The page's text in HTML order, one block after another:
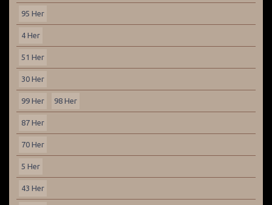
95 Her
4 Her
51 Her
30 Her
99 Her 98 Her
87 Her
70 Her
5 Her
43 Her